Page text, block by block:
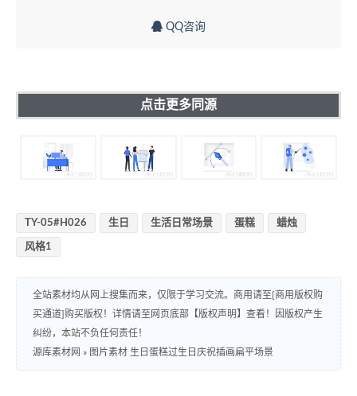
QQ咨询
点击更多同源
TY-05#H026 生日 生活日常场景 蛋糕 蜡烛
风格1
全站素材均从网上搜集而来，仅限于学习交流。商用请至[商用版权购
买通道]购买版权！详情请至网页底部【版权声明】查看！因版权产生
纠纷，本站不负任何责任！
源库素材网 » 图片素材 生日蛋糕过生日庆祝插画扁平场景